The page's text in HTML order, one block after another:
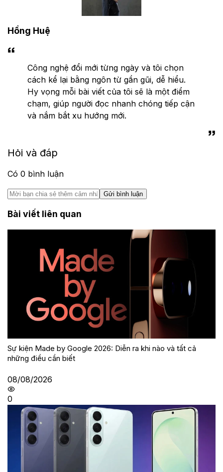
Hồng Huệ
Công nghệ đổi mới từng ngày và tôi chọn
cách kể lại bằng ngôn từ gần gũi, dễ hiểu.
Hy vọng mỗi bài viết của tôi sẽ là một điểm
chạm, giúp người đọc nhanh chóng tiếp cận
và nắm bắt xu hướng mới.
Hỏi và đáp
Có 0 bình luận
Gửi bình luận
Bài viết liên quan
Sự kiện Made by Google 2026: Diễn ra khi nào và tất cả
những điều cần biết
08/08/2026
0